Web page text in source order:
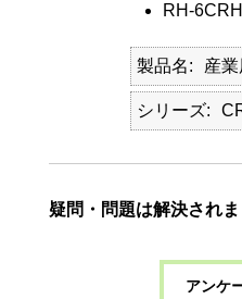
RH-
製品名 産
シリーズ
疑問・問題は解決され
アンケ